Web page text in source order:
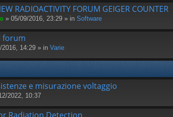
RADIOACTIVITY FORUM GEIGER COUNTER
» 05/09/2016, 23:29 » in Software
forum
2016, 14:29 » in Varie
e misurazione voltaggio
2022, 10:37